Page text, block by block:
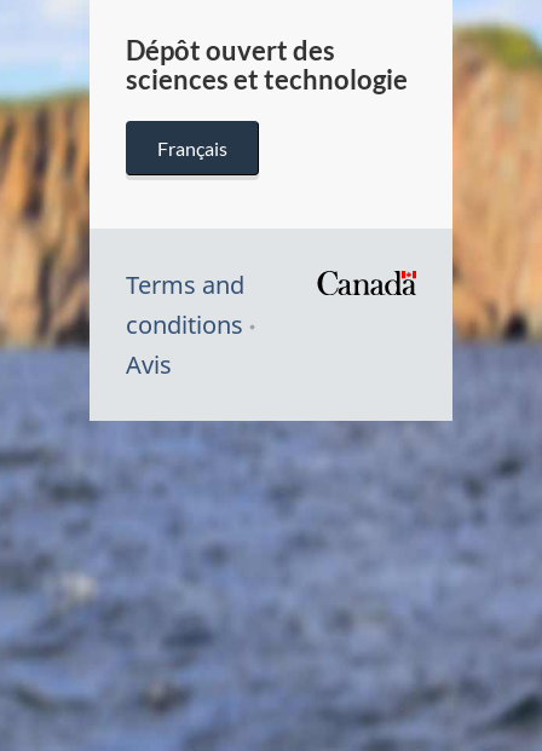
Dépôt ouvert des
sciences et technologie
Français
Terms and
conditions
Avis
Symbole
Canada